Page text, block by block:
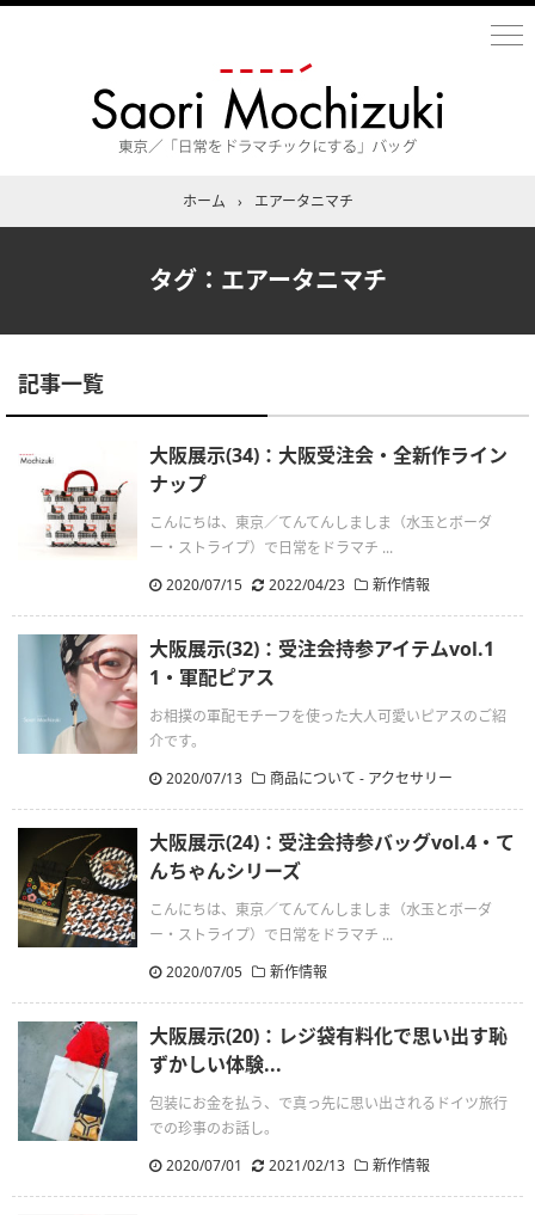
ホーム › エアータニマチ
タグ：エアータニマチ
記事一覧
大阪展示(34)：大阪受注会・全新作ライン
ナップ
こんにちは、東京／てんてんしましま（水玉とボーダ
ー・ストライプ）で日常をドラマチ ...
2020/07/15
2022/04/23 新作情報
大阪展示(32)：受注会持参アイテムvol.1
1・軍配ピアス
お相撲の軍配モチーフを使った大人可愛いピアスのご紹
介です。
2020/07/13
商品について - アクセサリー
大阪展示(24)：受注会持参バッグvol.4・て
んちゃんシリーズ
こんにちは、東京／てんてんしましま（水玉とボーダ
ー・ストライプ）で日常をドラマチ ...
2020/07/05
新作情報
大阪展示(20)：レジ袋有料化で思い出す恥
ずかしい体験...
包装にお金を払う、で真っ先に思い出されるドイツ旅行
での珍事のお話し。
2020/07/01
2021/02/13 新作情報